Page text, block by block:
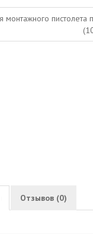
Отзывов (0)